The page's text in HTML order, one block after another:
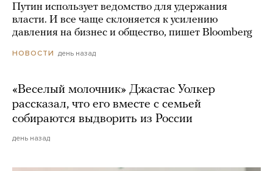
Путин использует ведомство для удержания
власти. И все чаще склоняется к усилению
давления на бизнес и общество, пишет Bloomberg
НОВОСТИ день назад
«Веселый молочник» Джастас Уолкер
рассказал, что его вместе с семьей
собираются выдворить из России
день назад